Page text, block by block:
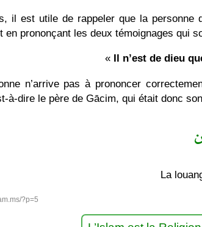
il est utile de rappeler que la personne
en prononçant les deux témoignages qui
« Il n’est de dieu
n’arrive pas à prononcer
à-dire le père de Gācim, qui était donc
La
?p=5